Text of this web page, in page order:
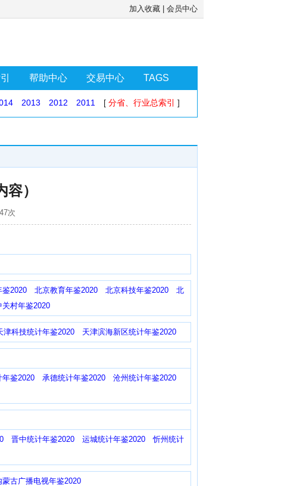
加入收藏 会员中心
帮助中心 交易中心 TAGS
2013 2012 2011 [ 分省、行业总索引 ]
）
次
鉴2020 北京教育年鉴2020 北京科技年鉴2020
北
关村年鉴2020
津科技统计年鉴2020 天津滨海新区统计年鉴2020
年鉴2020 承德统计年鉴2020
沧州统计年鉴2020
晋中统计年鉴2020 运城统计年鉴2020
忻州统计
蒙古广播电视年鉴2020